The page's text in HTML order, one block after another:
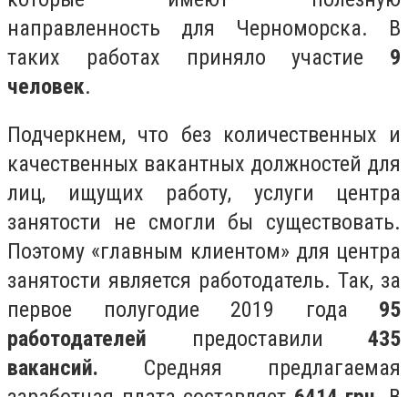
направленность для Черноморска. В
таких работах приняло участие 9
человек.
Подчеркнем, что без количественных и
качественных вакантных должностей для
лиц, ищущих работу, услуги центра
занятости не смогли бы существовать.
Поэтому «главным клиентом» для центра
занятости является работодатель. Так, за
первое полугодие 2019 года 95
работодателей предоставили 435
вакансий. Средняя предлагаемая